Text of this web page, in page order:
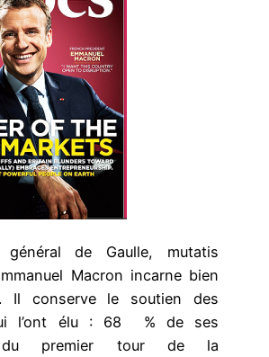
général de Gaulle, mutatis
Macron incarne bien
Il conserve le soutien des
l’ont élu : 68 % de ses
du premier tour de la